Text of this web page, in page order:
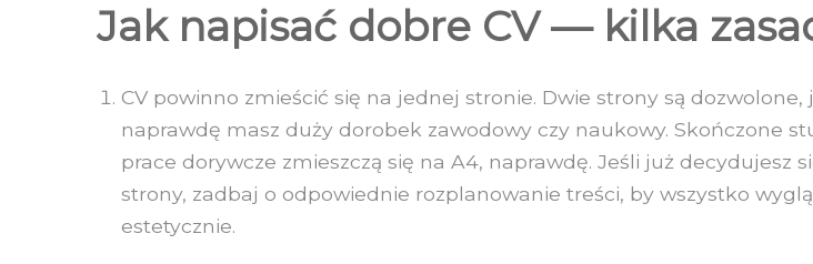
Jak napisać dobre CV — kilka
CV powinno zmieścić się na jednej stronie. Dwie strony są dozwolone,
naprawdę masz duży dorobek zawodowy czy naukowy. Skończone
prace dorywcze zmieszczą się na A4, naprawdę. Jeśli już decydujesz
strony, zadbaj o odpowiednie rozplanowanie treści, by wszystko
estetycznie.